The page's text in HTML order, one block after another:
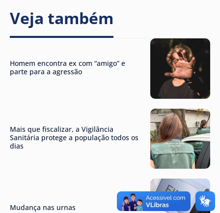
Veja também
Homem encontra ex com “amigo” e
parte para a agressão
Mais que fiscalizar, a Vigilância
Sanitária protege a população todos os
dias
Mudança nas urnas